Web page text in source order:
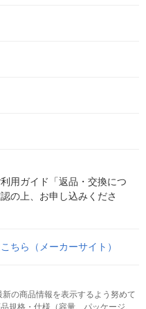
用ガイド「返品・交換につ
の上、お申し込みくださ
ちら（メーカーサイト）
の商品情報を表示するよう努めて